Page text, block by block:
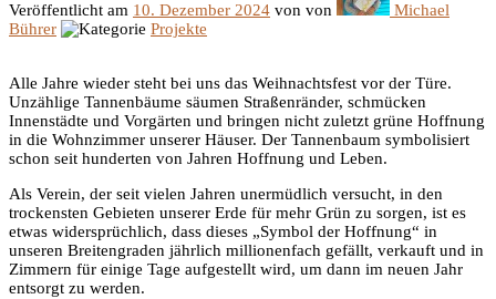
Veröffentlicht am 10. Dezember 2024 von von
Michael
Bührer
Projekte
Alle Jahre wieder steht bei uns das Weihnachtsfest vor der Türe.
Unzählige Tannenbäume säumen Straßenränder, schmücken
Innenstädte und Vorgärten und bringen nicht zuletzt grüne Hoffnung
in die Wohnzimmer unserer Häuser. Der Tannenbaum symbolisiert
schon seit hunderten von Jahren Hoffnung und Leben.
Als Verein, der seit vielen Jahren unermüdlich versucht, in den
trockensten Gebieten unserer Erde für mehr Grün zu sorgen, ist es
etwas widersprüchlich, dass dieses „Symbol der Hoffnung“ in
unseren Breitengraden jährlich millionenfach gefällt, verkauft und in
Zimmern für einige Tage aufgestellt wird, um dann im neuen Jahr
entsorgt zu werden.